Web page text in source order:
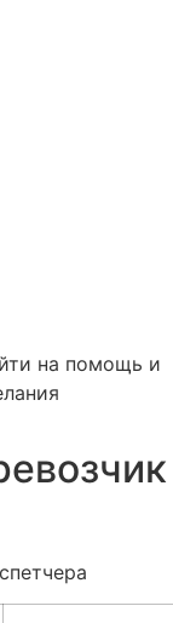
на помощь и